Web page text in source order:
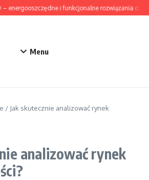
energooszczędne i funkcjonalne rozwiązania do
Menu
/ Jak skutecznie analizować rynek
analizować rynek